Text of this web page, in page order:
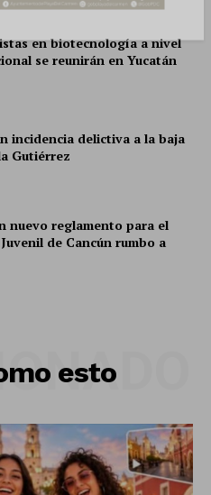
en biotecnología a nivel
se reunirán en Yucatán
incidencia delictiva a la baja
Gutiérrez
nuevo reglamento para el
de Cancún rumbo a
esto